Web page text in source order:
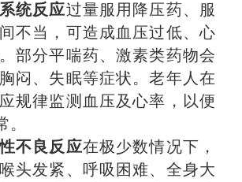
统反应过量服用降压药、服
不当，可造成血压过低、心
部分平喘药、激素类药物会
闷、失眠等症状。老年人在
规律监测血压及心率，以便
。
不良反应在极少数情况下，
头发紧、呼吸困难、全身大